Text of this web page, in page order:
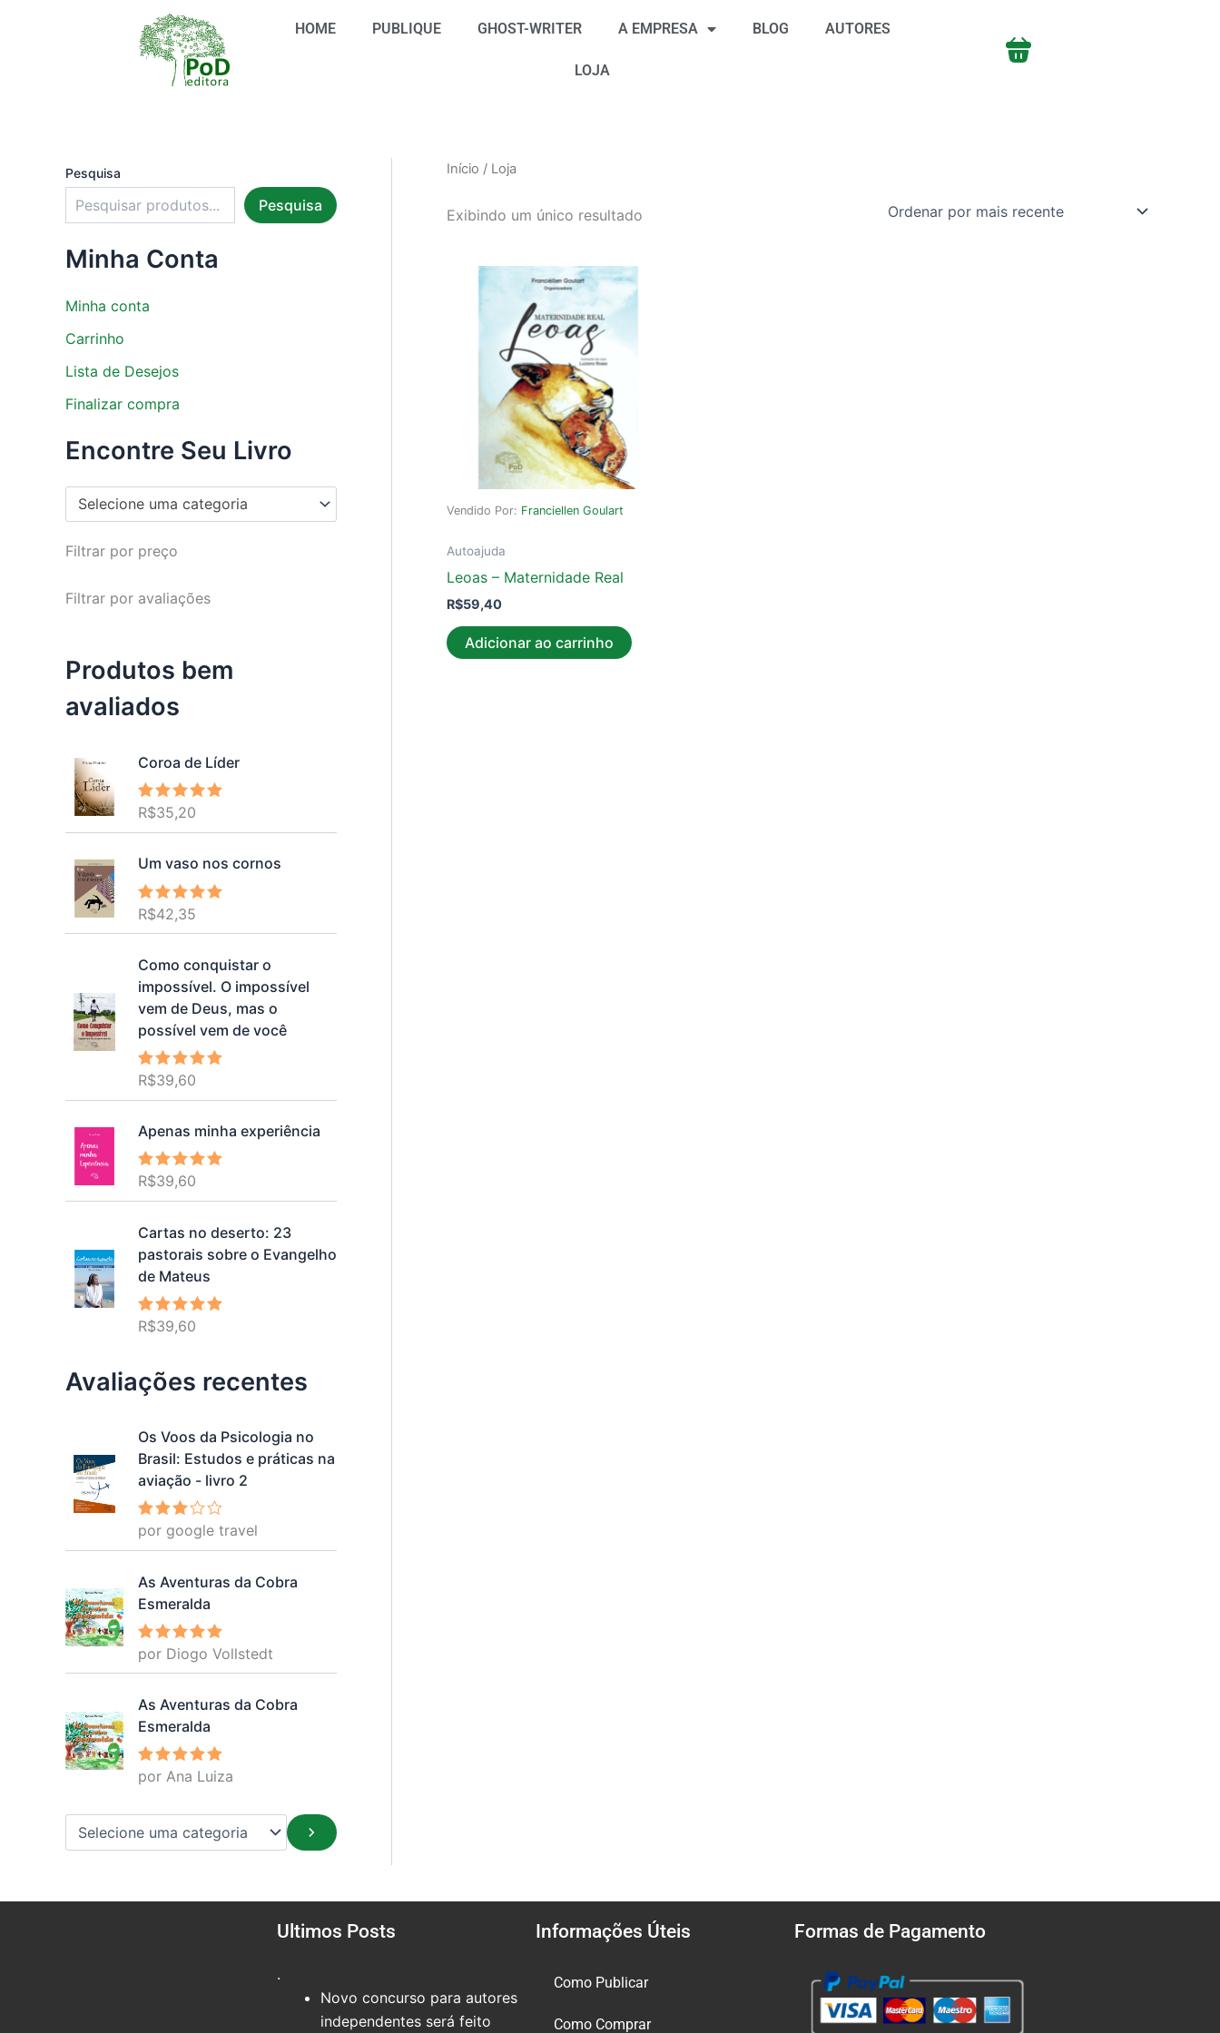
HOME PUBLIQUE GHOST-WRITER A EMPRESA BLOG AUTORES
LOJA
Pesquisa
Pesquisa
Minha Conta
Minha conta
Carrinho
Lista de Desejos
Finalizar compra
Encontre Seu Livro
Selecione uma categoria
Filtrar por preço
Filtrar por avaliações
Produtos bem
avaliados
Coroa de Líder
Avaliação
R$35,20
Um vaso nos cornos
Avaliação
de 5
R$42,35
Como conquistar o
impossível. O impossível
vem de Deus, mas o
possível vem de você
Avaliação
R$39,60
Apenas minha experiência
Avaliação
R$39,60
Cartas no deserto: 23
pastorais sobre o Evangelho
de Mateus
Avaliação
R$39,60
Avaliações recentes
Os Voos da Psicologia no
Brasil: Estudos e práticas na
aviação - livro 2
Avalia
ção 3
por google travel
As Aventuras da Cobra
Esmeralda
Avaliação
5
por Diogo Vollstedt
As Aventuras da Cobra
Esmeralda
Avaliação
5
por Ana Luiza
u
m
c
g
o
r
a
Início / Loja
Exibindo um único resultado
Vendido Por: Franciellen Goulart
Autoajuda
Leoas – Maternidade Real
R$59,40
Adicionar ao carrinho
Ultimos Posts
.
Novo concurso para autores
independentes será feito
Informações Úteis
Como Publicar
Como Comprar
Formas de Pagamento